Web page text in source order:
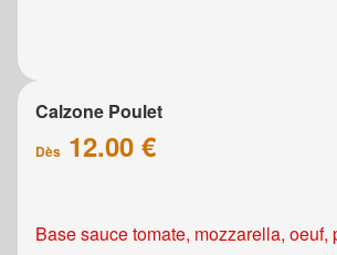
Calzone Poulet
Dès 12.00 €
Base sauce tomate, mozzarella, oeuf,